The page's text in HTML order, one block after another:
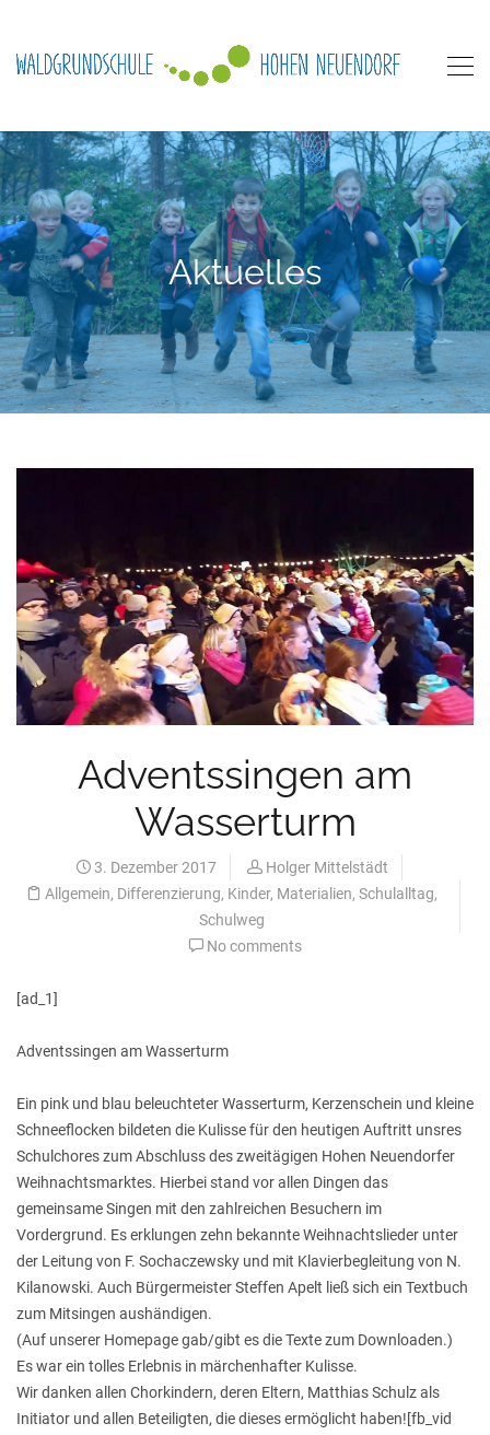
Aktuelles
Adventssingen am
Wasserturm
3. Dezember 2017
Holger Mittelstädt
Allgemein, Differenzierung, Kinder, Materialien, Schulalltag,
Schulweg
No comments
[ad_1]
Adventssingen am Wasserturm
Ein pink und blau beleuchteter Wasserturm, Kerzenschein und kleine
Schneeflocken bildeten die Kulisse für den heutigen Auftritt unsres
Schulchores zum Abschluss des zweitägigen Hohen Neuendorfer
Weihnachtsmarktes. Hierbei stand vor allen Dingen das
gemeinsame Singen mit den zahlreichen Besuchern im
Vordergrund. Es erklungen zehn bekannte Weihnachtslieder unter
der Leitung von F. Sochaczewsky und mit Klavierbegleitung von N.
Kilanowski. Auch Bürgermeister Steffen Apelt ließ sich ein Textbuch
zum Mitsingen aushändigen.
(Auf unserer Homepage gab/gibt es die Texte zum Downloaden.)
Es war ein tolles Erlebnis in märchenhafter Kulisse.
Wir danken allen Chorkindern, deren Eltern, Matthias Schulz als
Initiator und allen Beteiligten, die dieses ermöglicht haben![fb_vid